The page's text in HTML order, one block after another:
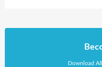
Download